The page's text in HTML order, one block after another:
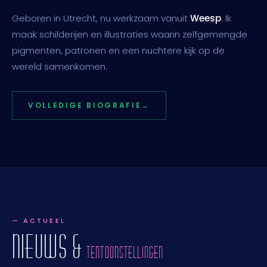
Geboren in Utrecht, nu werkzaam vanuitWeesp. Ik
maak schilderijen en illustraties waarin zelfgemengde
pigmenten, patronen en een nuchtere kijk op de
wereld samenkomen.
VOLLEDIGE BIOGRAFIE →
— ACTUEEL
NIEUWS &TENTOONSTELLINGEN